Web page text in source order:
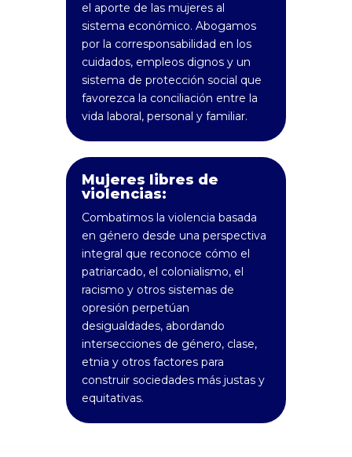
el aporte de las mujeres al
sistema económico. Abogamos
por la corresponsabilidad en los
cuidados, empleos dignos y un
sistema de protección social que
favorezca la conciliación entre la
vida laboral, personal y familiar.
Mujeres libres de
violencias:
Combatimos la violencia basada
en género desde una perspectiva
integral que reconoce cómo el
patriarcado, el colonialismo, el
racismo y otros sistemas de
opresión perpetúan
desigualdades, abordando
intersecciones de género, clase,
etnia y otros factores para
construir sociedades más justas y
equitativas.